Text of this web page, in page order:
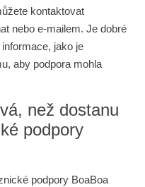
kontaktovat
nebo e-mailem. Je dobré
jako je
aby podpora mohla
než dostanu
podpory
podpory BoaBoa